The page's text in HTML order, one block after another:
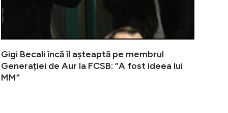
Gigi Becali încă îl așteaptă pe membrul
Generației de Aur la FCSB: ”A fost ideea lui
MM”